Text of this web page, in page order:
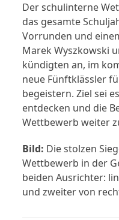
Der schulinterne
das gesamte
Vorrunden und
Marek Wyszkowski
kündigten an, im
neue Fünftklässler
begeistern. Ziel sei
entdecken und die
Wettbewerb weiter
Bild: Die stolzen
Wettbewerb in der
beiden Ausrichter:
und zweiter von